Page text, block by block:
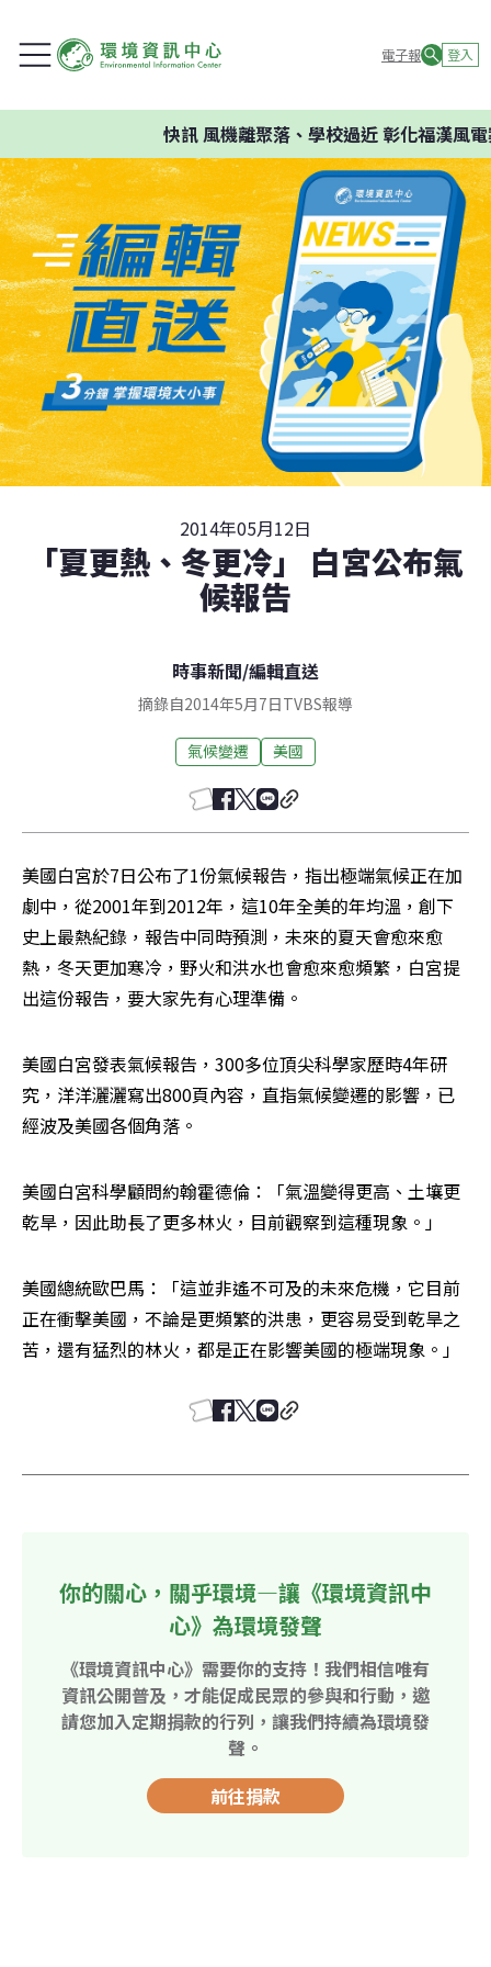
電子報 登入
快訊風機離聚落、學校過近 彰化福漢風電
2014年05月12日
「夏更熱、冬更冷」 白宮公布氣
候報告
時事新聞/編輯直送
摘錄自2014年5月7日TVBS報導
氣候變遷 美國
美國白宮於7日公布了1份氣候報告，指出極端氣候正在加
劇中，從2001年到2012年，這10年全美的年均溫，創下
史上最熱紀錄，報告中同時預測，未來的夏天會愈來愈
熱，冬天更加寒冷，野火和洪水也會愈來愈頻繁，白宮提
出這份報告，要大家先有心理準備。
美國白宮發表氣候報告，300多位頂尖科學家歷時4年研
究，洋洋灑灑寫出800頁內容，直指氣候變遷的影響，已
經波及美國各個角落。
美國白宮科學顧問約翰霍德倫：「氣溫變得更高、土壤更
乾旱，因此助長了更多林火，目前觀察到這種現象。」
美國總統歐巴馬：「這並非遙不可及的未來危機，它目前
正在衝擊美國，不論是更頻繁的洪患，更容易受到乾旱之
苦，還有猛烈的林火，都是正在影響美國的極端現象。」
你的關心，關乎環境—讓《環境資訊中
心》為環境發聲
《環境資訊中心》需要你的支持！我們相信唯有
資訊公開普及，才能促成民眾的參與和行動，邀
請您加入定期捐款的行列，讓我們持續為環境發
聲。
前往捐款